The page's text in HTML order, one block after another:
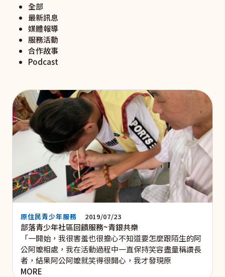
全部
最新訊息
媒體報導
服務活動
合作故事
Podcast
原住民青少年服務 2019/07/23
部落青少年社區回饋服務~青銀共樂
「一開始，我很害羞也很擔心不知道要怎麼跟陌生的阿
公阿嬤相處，我在活動過程中一直保持笑容盡量稱讚長
者，結果阿公阿嬤就笑得很開心，我才發現原
MORE